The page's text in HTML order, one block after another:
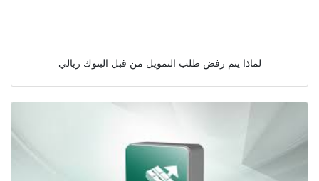
لماذا يتم رفض طلب التمويل من قبل البنوك ريالي